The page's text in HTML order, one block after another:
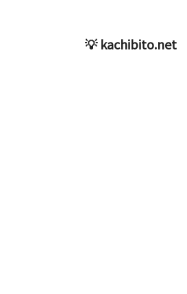
💡 kachibito.net